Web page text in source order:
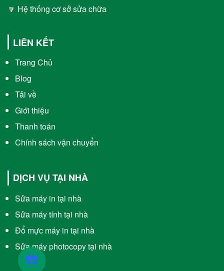
🔽 Hệ thống cơ sở sửa chữa
LIÊN KẾT
Trang Chủ
Blog
Tải về
Giới thiệu
Thanh toán
Chính sách vận chuyển
DỊCH VỤ TẠI NHÀ
Sửa máy in tại nhà
Sửa máy tính tại nhà
Đổ mực máy in tại nhà
Sửa máy photocopy tại nhà
☎️